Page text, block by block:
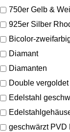
750er Gelb &
925er Silber
Bicolor-
Diamant
Diamanten
Double vergoldet
Edelstahl
geschwärzt PVD